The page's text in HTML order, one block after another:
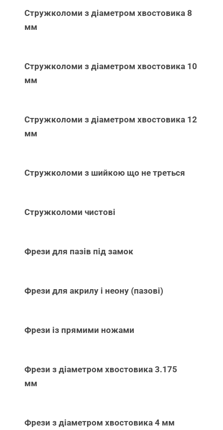
Стружколоми з діаметром хвостовика 8
мм
Стружколоми з діаметром хвостовика 10
мм
Стружколоми з діаметром хвостовика 12
мм
Стружколоми з шийкою що не треться
Стружколоми чистові
Фрези для пазів під замок
Фрези для акрилу і неону (пазові)
Фрези із прямими ножами
Фрези з діаметром хвостовика 3.175
мм
Фрези з діаметром хвостовика 4 мм